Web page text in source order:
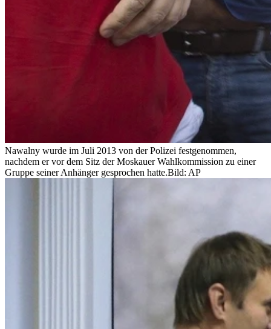
Nawalny wurde im Juli 2013 von der Polizei festgenommen,
nachdem er vor dem Sitz der Moskauer Wahlkommission zu einer
Gruppe seiner Anhänger gesprochen hatte.Bild: AP